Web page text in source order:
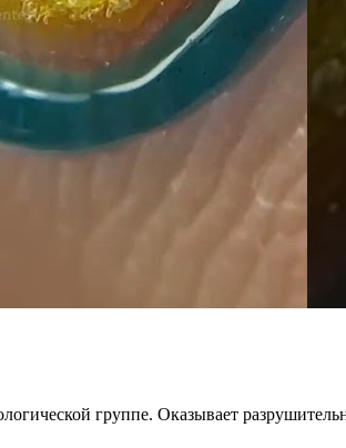
группе. Оказывает